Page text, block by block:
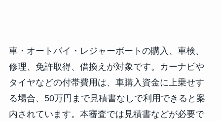
車・オートバイ・レジャーボートの購入、車検、
修理、免許取得、借換えが対象です。カーナビや
タイヤなどの付帯費用は、車購入資金に上乗せす
る場合、50万円まで見積書なしで利用できると案
内されています。本審査では見積書などが必要で